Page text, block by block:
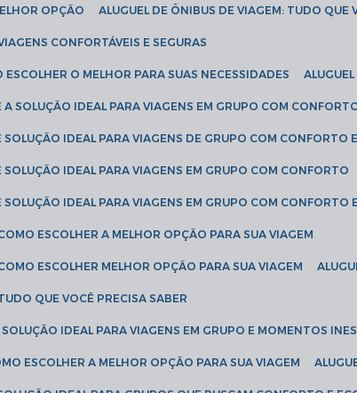
OPÇÃO ALUGUEL DE ÔNIBUS DE VIAGEM: TUDO QUE
CONFORTÁVEIS E SEGURAS
ESCOLHER O MELHOR PARA SUAS NECESSIDADES
A SOLUÇÃO IDEAL PARA VIAGENS EM GRUPO COM
SOLUÇÃO IDEAL PARA VIAGENS DE GRUPO COM CONFORTO
SOLUÇÃO IDEAL PARA VIAGENS EM GRUPO COM CONFORTO
SOLUÇÃO IDEAL PARA VIAGENS EM GRUPO COM CONFORTO
ESCOLHER A MELHOR OPÇÃO PARA SUA VIAGEM
ESCOLHER MELHOR OPÇÃO PARA SUA VIAGEM
QUE VOCÊ PRECISA SABER
SOLUÇÃO IDEAL PARA VIAGENS EM GRUPO E MOMENTOS
ESCOLHER A MELHOR OPÇÃO PARA SUA VIAGEM